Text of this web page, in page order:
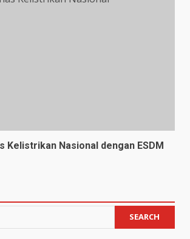
Kelistrikan Nasional dengan ESDM
SEARCH